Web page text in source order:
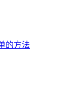
的方法